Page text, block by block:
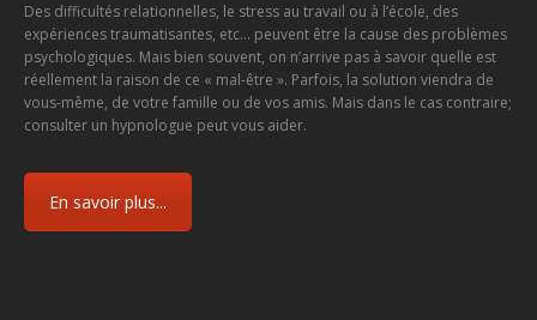
Des difficultés relationnelles, le stress au travail ou à l’école, des
expériences traumatisantes, etc... peuvent être la cause des problèmes
psychologiques. Mais bien souvent, on n’arrive pas à savoir quelle est
réellement la raison de ce « mal-être ». Parfois, la solution viendra de
vous-même, de votre famille ou de vos amis. Mais dans le cas contraire;
consulter un hypnologue peut vous aider.
En savoir plus...